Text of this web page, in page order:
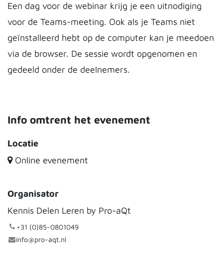
Een dag voor de webinar krijg je een uitnodiging
voor de Teams-meeting. Ook als je Teams niet
geïnstalleerd hebt op de computer kan je meedoen
via de browser. De sessie wordt opgenomen en
gedeeld onder de deelnemers.
Info omtrent het evenement
Locatie
Online evenement
Organisator
Kennis Delen Leren by Pro-aQt
+31 (0)85-0801049
info@pro-aqt.nl